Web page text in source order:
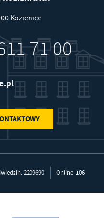
Kozienice
71 00
2209690 Online: 106